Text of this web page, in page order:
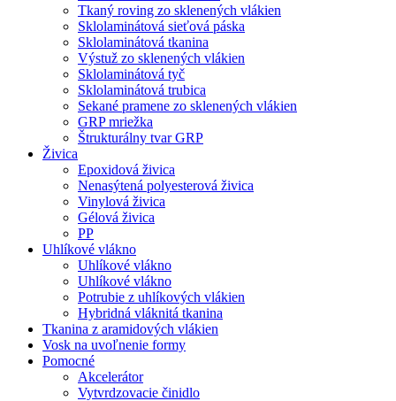
Tkaný roving zo sklenených vlákien
Sklolaminátová sieťová páska
Sklolaminátová tkanina
Výstuž zo sklenených vlákien
Sklolaminátová tyč
Sklolaminátová trubica
Sekané pramene zo sklenených vlákien
GRP mriežka
Štrukturálny tvar GRP
Živica
Epoxidová živica
Nenasýtená polyesterová živica
Vinylová živica
Gélová živica
PP
Uhlíkové vlákno
Uhlíkové vlákno
Uhlíkové vlákno
Potrubie z uhlíkových vlákien
Hybridná vláknitá tkanina
Tkanina z aramidových vlákien
Vosk na uvoľnenie formy
Pomocné
Akcelerátor
Vytvrdzovacie činidlo